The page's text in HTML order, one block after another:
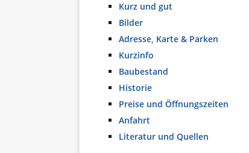
Kurz und gut
Bilder
Adresse, Karte & Parken
Kurzinfo
Baubestand
Historie
Preise und Öffnungszeiten
Anfahrt
Literatur und Quellen